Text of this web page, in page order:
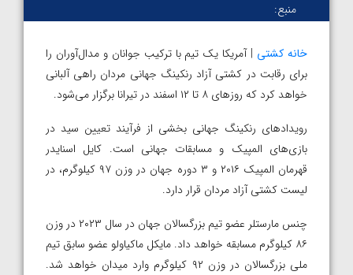
منبع:
خانه کشتی | آمریکا یک تیم با ترکیب جوانان و مدال‌آوران را
برای رقابت در کشتی آزاد رنکینگ جهانی مردان راهی آلبانی
خواهد کرد که روزهای ۸ تا ۱۲ اسفند در تیرانا برگزار می‌شود.
رویدادهای رنکینگ جهانی بخشی از فرآیند تعیین سید در
بازی‌های المپیک و مسابقات جهانی است. کایل اسنایدر
قهرمان المپیک ۲۰۱۶ و ۳ دوره جهان در وزن ۹۷ کیلوگرم، در
لیست کشتی آزاد مردان قرار دارد.
چنس مارستلر عضو تیم بزرگسالان جهان در سال ۲۰۲۳ در وزن
۸۶ کیلوگرم مسابقه خواهد داد. مایکل ماکیاولو عضو سابق تیم
ملی بزرگسالان در وزن ۹۲ کیلوگرم وارد میدان خواهد شد.